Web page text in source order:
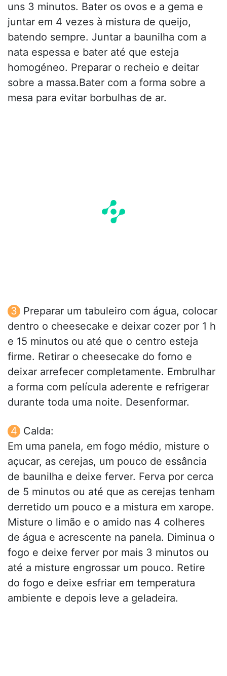
uns 3 minutos. Bater os ovos e a gema e
juntar em 4 vezes à mistura de queijo,
batendo sempre. Juntar a baunilha com a
nata espessa e bater até que esteja
homogéneo. Preparar o recheio e deitar
sobre a massa.Bater com a forma sobre a
mesa para evitar borbulhas de ar.
Preparar um tabuleiro com água, colocar
dentro o cheesecake e deixar cozer por 1 h
e 15 minutos ou até que o centro esteja
firme. Retirar o cheesecake do forno e
deixar arrefecer completamente. Embrulhar
a forma com película aderente e refrigerar
durante toda uma noite. Desenformar.
Calda:
Em uma panela, em fogo médio, misture o
açucar, as cerejas, um pouco de essância
de baunilha e deixe ferver. Ferva por cerca
de 5 minutos ou até que as cerejas tenham
derretido um pouco e a mistura em xarope.
Misture o limão e o amido nas 4 colheres
de água e acrescente na panela. Diminua o
fogo e deixe ferver por mais 3 minutos ou
até a misture engrossar um pouco. Retire
do fogo e deixe esfriar em temperatura
ambiente e depois leve a geladeira.